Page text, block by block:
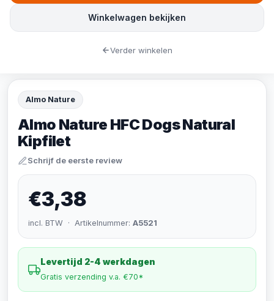
Almo Nature
Almo Nature HFC Dogs Natural
Kipfilet
Schrijf de eerste review
€3,38
incl. BTW · Artikelnummer: A5521
Levertijd 2-4 werkdagen
Gratis verzending v.a. €70*
Winkelwagen bekijken
Verder winkelen